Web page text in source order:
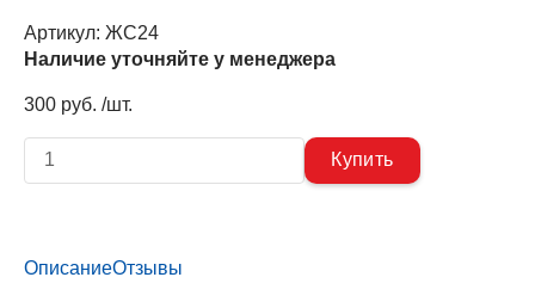
Артикул: ЖС24
Наличие уточняйте у менеджера
300 руб. /шт.
ОписаниеОтзывы